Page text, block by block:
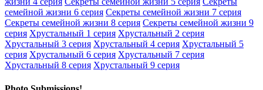
семейной жизни 6 серия Секреты семейной жизни 7 серия
Секреты семейной жизни 8 серия Секреты семейной жизни 9
серия Хрустальный 1 серия Хрустальный 2 серия
Хрустальный 3 серия Хрустальный 4 серия Хрустальный 5
серия Хрустальный 6 серия Хрустальный 7 серия
Хрустальный 8 серия Хрустальный 9 серия